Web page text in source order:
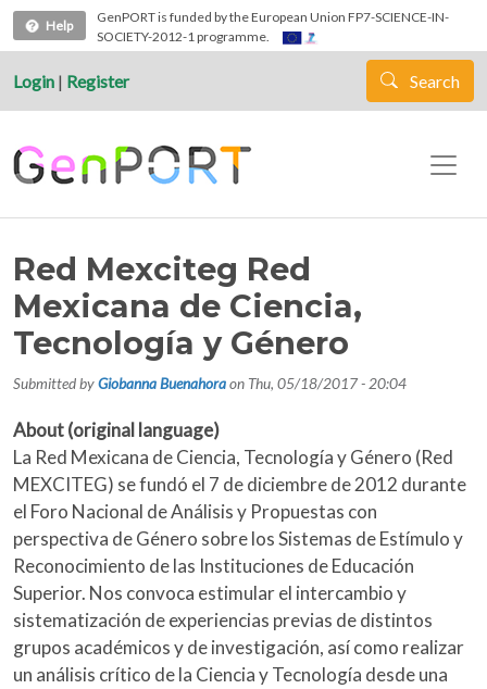
Skip to main content
Help
GenPORT is funded by the European Union FP7-SCIENCE-IN-
SOCIETY-2012-1 programme.
Login | Register Search
Red Mexciteg Red
Mexicana de Ciencia,
Tecnología y Género
Submitted byGiobanna Buenahoraon Thu, 05/18/2017 - 20:04
About (original language)
La Red Mexicana de Ciencia, Tecnología y Género (Red
MEXCITEG) se fundó el 7 de diciembre de 2012 durante
el Foro Nacional de Análisis y Propuestas con
perspectiva de Género sobre los Sistemas de Estímulo y
Reconocimiento de las Instituciones de Educación
Superior. Nos convoca estimular el intercambio y
sistematización de experiencias previas de distintos
grupos académicos y de investigación, así como realizar
un análisis crítico de la Ciencia y Tecnología desde una